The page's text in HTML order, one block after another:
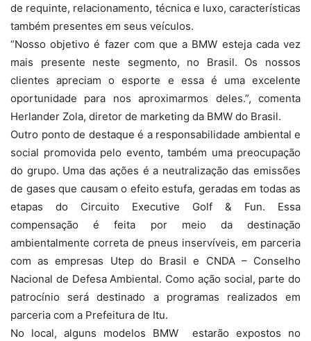
de requinte, relacionamento, técnica e luxo, características
também presentes em seus veículos.
“Nosso objetivo é fazer com que a BMW esteja cada vez
mais presente neste segmento, no Brasil. Os nossos
clientes apreciam o esporte e essa é uma excelente
oportunidade para nos aproximarmos deles.”, comenta
Herlander Zola, diretor de marketing da BMW do Brasil.
Outro ponto de destaque é a responsabilidade ambiental e
social promovida pelo evento, também uma preocupação
do grupo. Uma das ações é a neutralização das emissões
de gases que causam o efeito estufa, geradas em todas as
etapas do Circuito Executive Golf & Fun. Essa
compensação é feita por meio da destinação
ambientalmente correta de pneus inservíveis, em parceria
com as empresas Utep do Brasil e CNDA – Conselho
Nacional de Defesa Ambiental. Como ação social, parte do
patrocínio será destinado a programas realizados em
parceria com a Prefeitura de Itu.
No local, alguns modelos BMW estarão expostos no